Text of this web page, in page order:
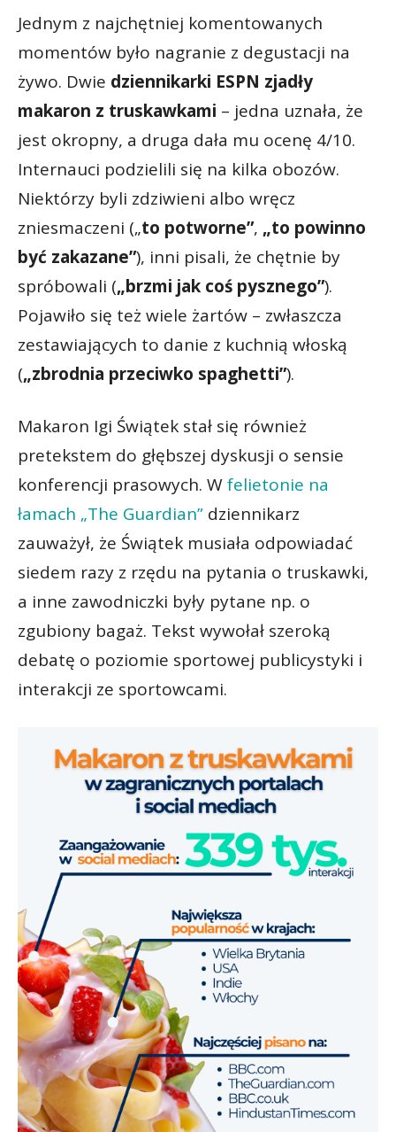
Jednym z najchętniej komentowanych
momentów było nagranie z degustacji na
żywo. Dwie dziennikarki ESPN zjadły
makaron z truskawkami – jedna uznała, że
jest okropny, a druga dała mu ocenę 4/10.
Internauci podzielili się na kilka obozów.
Niektórzy byli zdziwieni albo wręcz
zniesmaczeni („to potworne”, „to powinno
być zakazane”), inni pisali, że chętnie by
spróbowali („brzmi jak coś pysznego”).
Pojawiło się też wiele żartów – zwłaszcza
zestawiających to danie z kuchnią włoską
(„zbrodnia przeciwko spaghetti”).
Makaron Igi Świątek stał się również
pretekstem do głębszej dyskusji o sensie
konferencji prasowych. Wfelietonie na
łamach „The Guardian” dziennikarz
zauważył, że Świątek musiała odpowiadać
siedem razy z rzędu na pytania o truskawki,
a inne zawodniczki były pytane np. o
zgubiony bagaż. Tekst wywołał szeroką
debatę o poziomie sportowej publicystyki i
interakcji ze sportowcami.